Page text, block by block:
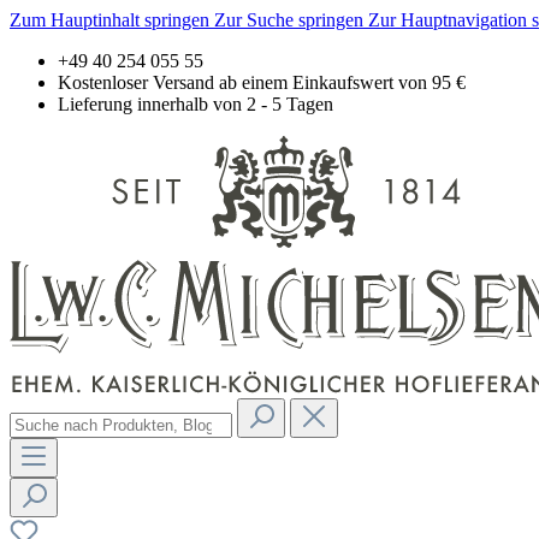
Zum Hauptinhalt springen Zur Suche springen Zur Hauptnavigation
+49 40 254 055 55
Kostenloser Versand ab einem Einkaufswert von 95 €
Lieferung innerhalb von 2 - 5 Tagen